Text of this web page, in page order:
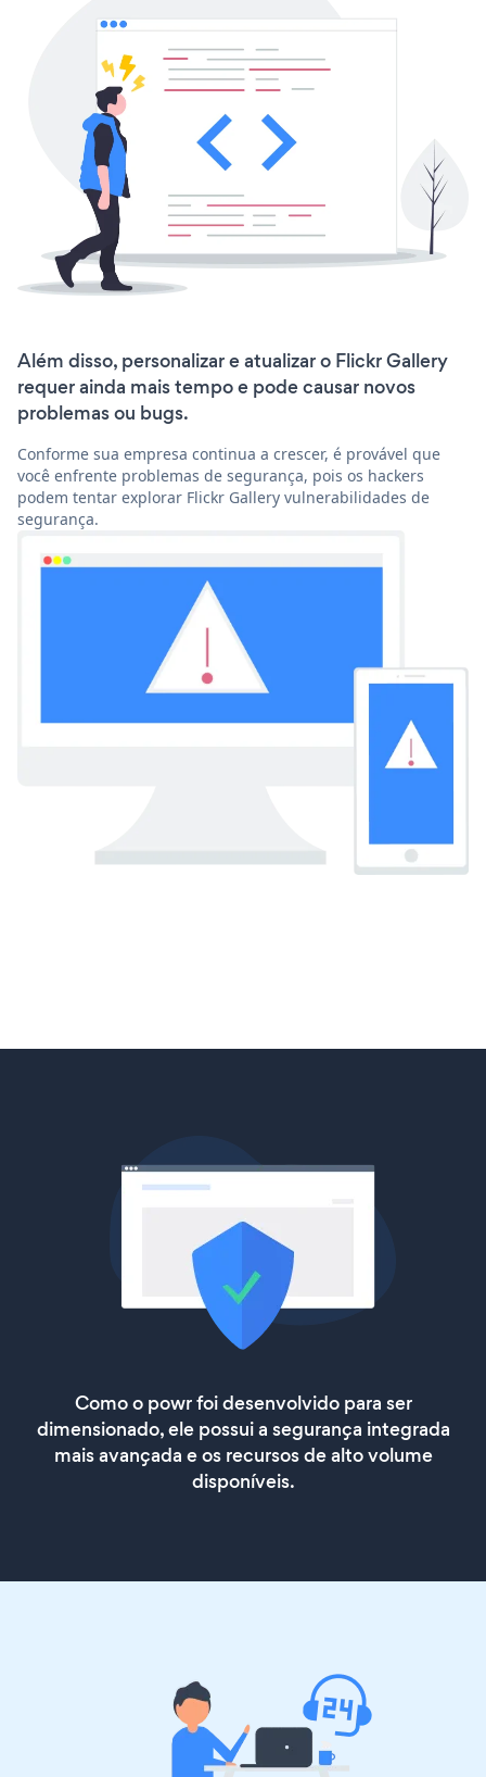
Além disso, personalizar e atualizar o Flickr Gallery
requer ainda mais tempo e pode causar novos
problemas ou bugs.
Conforme sua empresa continua a crescer, é provável que
você enfrente problemas de segurança, pois os hackers
podem tentar explorar Flickr Gallery vulnerabilidades de
segurança.
Como o powr foi desenvolvido para ser
dimensionado, ele possui a segurança integrada
mais avançada e os recursos de alto volume
disponíveis.